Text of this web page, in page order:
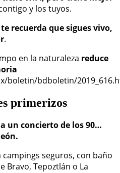
y los tuyos.
te recuerda que sigues vivo,
.
en la naturaleza reduce
boletin/bdboletin/
primerizos
un concierto de los 90…
campings seguros, con baño
Bravo, Tepoztlán o La